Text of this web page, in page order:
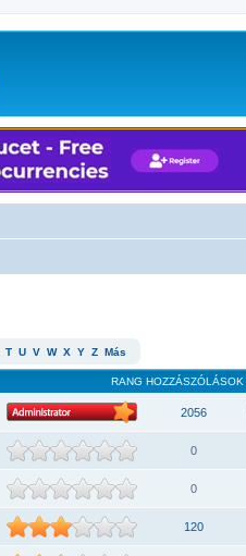
T U V W X Y Z Más
RANG HOZZÁSZÓLÁSOK
2056
0
0
120